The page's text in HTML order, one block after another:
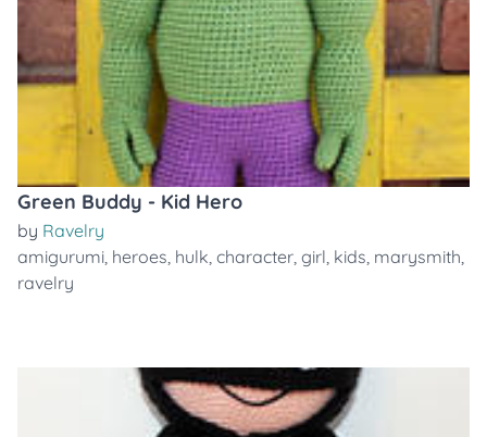
Green Buddy - Kid Hero
by Ravelry
amigurumi, heroes, hulk, character, girl, kids, marysmith,
ravelry